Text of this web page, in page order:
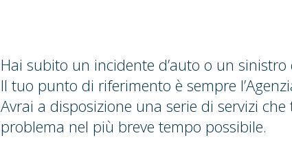
Hai subito un incidente d’auto o un sinistro
Il tuo punto di riferimento è sempre
Avrai a disposizione una serie di servizi
problema nel più breve tempo possibile.